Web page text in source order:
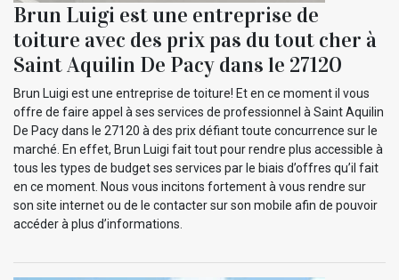
Brun Luigi est une entreprise de
toiture avec des prix pas du tout cher à
Saint Aquilin De Pacy dans le 27120
Brun Luigi est une entreprise de toiture! Et en ce moment il vous
offre de faire appel à ses services de professionnel à Saint Aquilin
De Pacy dans le 27120 à des prix défiant toute concurrence sur le
marché. En effet, Brun Luigi fait tout pour rendre plus accessible à
tous les types de budget ses services par le biais d’offres qu’il fait
en ce moment. Nous vous incitons fortement à vous rendre sur
son site internet ou de le contacter sur son mobile afin de pouvoir
accéder à plus d’informations.